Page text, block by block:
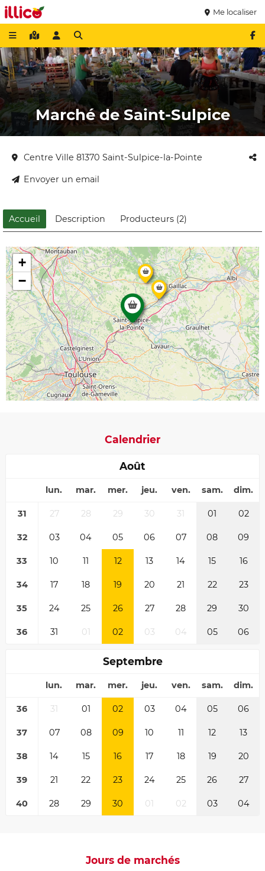
Me localiser
Marché de Saint-Sulpice
Centre Ville 81370 Saint-Sulpice-la-Pointe
Envoyer un email
Accueil Description Producteurs (2)
+
−
Calendrier
Août
lun. mar. mer. jeu. ven. sam. dim.
31 27 28 29 30 31 01 02
32 03 04 05 06 07 08 09
33 10 11 12 13 14 15 16
34 17 18 19 20 21 22 23
35 24 25 26 27 28 29 30
36 31 01 02 03 04 05 06
Septembre
lun. mar. mer. jeu. ven. sam. dim.
36 31 01 02 03 04 05 06
37 07 08 09 10 11 12 13
38 14 15 16 17 18 19 20
39 21 22 23 24 25 26 27
40 28 29 30 01 02 03 04
Jours de marchés